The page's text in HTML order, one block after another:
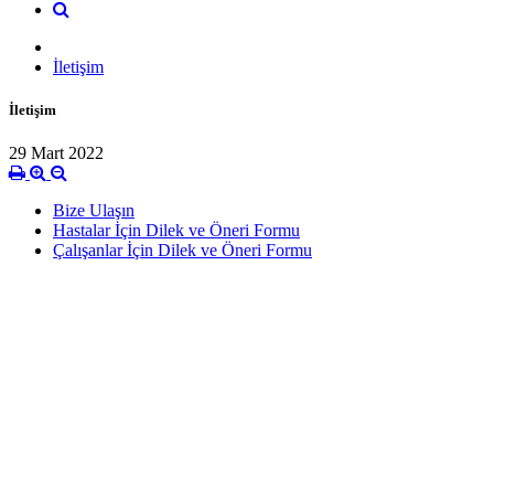
İletişim
İletişim
29 Mart 2022
Bize Ulaşın
Hastalar İçin Dilek ve Öneri Formu
Çalışanlar İçin Dilek ve Öneri Formu